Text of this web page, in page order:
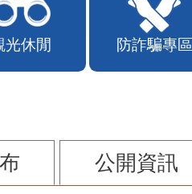
光休閒 防詐騙專區
公開資訊